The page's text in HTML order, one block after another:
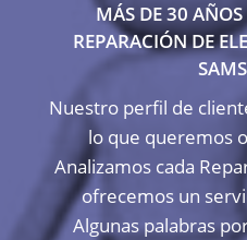
MÁS DE 30
REPARACIÓN DE
Nuestro perfil de
lo que queremos
Analizamos cada
ofrecemos un
Algunas palabras